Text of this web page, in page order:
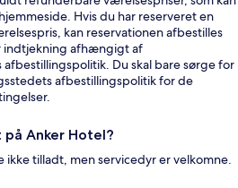
Hvis du har reserveret en
kan reservationen afbestilles
indtjekning afhængigt af
Du skal bare sørge for
afbestillingspolitik for de
Anker Hotel?
tilladt, men servicedyr er velkomne.